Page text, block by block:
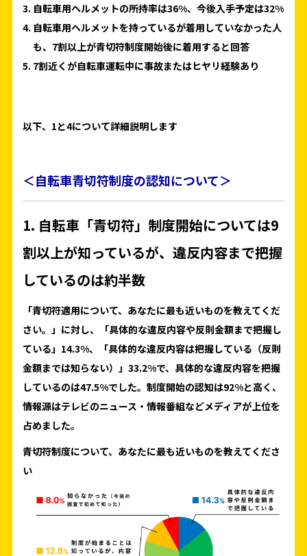
自転車用ヘルメットの所持率は36%、今後入手予定は32%
自転車用ヘルメットを持っているが着用していなかった人
も、7割以上が青切符制度開始後に着用すると回答
7割近くが自転車運転中に事故またはヒヤリ経験あり
以下、1と4について詳細説明します
＜自転車青切符制度の認知について＞
1. 自転車「青切符」制度開始については9
割以上が知っているが、違反内容まで把握
しているのは約半数
「青切符適用について、あなたに最も近いものを教えてくだ
さい。」に対し、「具体的な違反内容や反則金額まで把握し
ている」14.3%、「具体的な違反内容は把握している（反則
金額までは知らない）」33.2%で、具体的な違反内容を把握
しているのは47.5%でした。制度開始の認知は92%と高く、
情報源はテレビのニュース・情報番組などメディアが上位を
占めました。
青切符制度について、あなたに最も近いものを教えてくださ
い